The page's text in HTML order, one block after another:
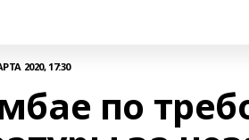
2020, 17:30
по